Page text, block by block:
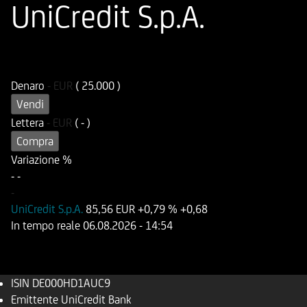
UniCredit S.p.A.
Denaro - EUR ( 25.000 )
Vendi
Lettera - EUR ( - )
Compra
Variazione %
- -
-
UniCredit S.p.A. 85,56 EUR +0,79 % +0,68
In tempo reale 06.08.2026 - 14:54
ISIN DE000HD1AUC9
Emittente UniCredit Bank